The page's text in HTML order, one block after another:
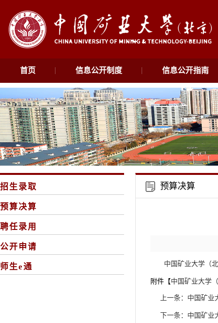
首页 信息公开制度 信息公开指南
招生录取
预算决算
聘任录用
公开申请
师生e通
预算决算
中国矿业大学（
附件【中国矿业大学
上一条： 中国矿业
下一条： 中国矿业